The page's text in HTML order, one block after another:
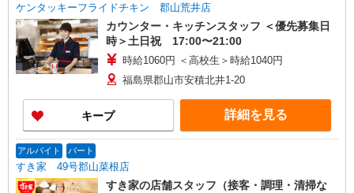
ケンタッキーフライドチキン 郡山荒井店
カウンター・キッチンスタッフ ＜優先募集日
時＞土日祝 17:00〜21:00
時給1060円 ＜高校生＞時給1040円
福島県郡山市安積北井1-20
キープ 詳細を見る
アルバイト パート
すき家 49号郡山菜根店
すき家の店舗スタッフ（接客・調理・清掃な